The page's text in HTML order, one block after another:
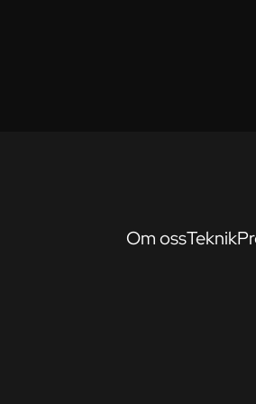
Om ossTeknik